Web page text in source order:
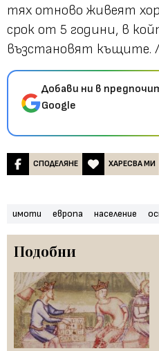
тях отново живеят
срок от 5 години, в
възстановят къщите.
Добави ни в
Google
СПОДЕЛЯНЕ ХАРЕСВА МИ
имоти европа население
Подобни